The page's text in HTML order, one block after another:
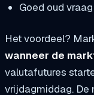
Goed oud
Het voordeel?
wanneer de
valutafutures
vrijdagmiddag. De